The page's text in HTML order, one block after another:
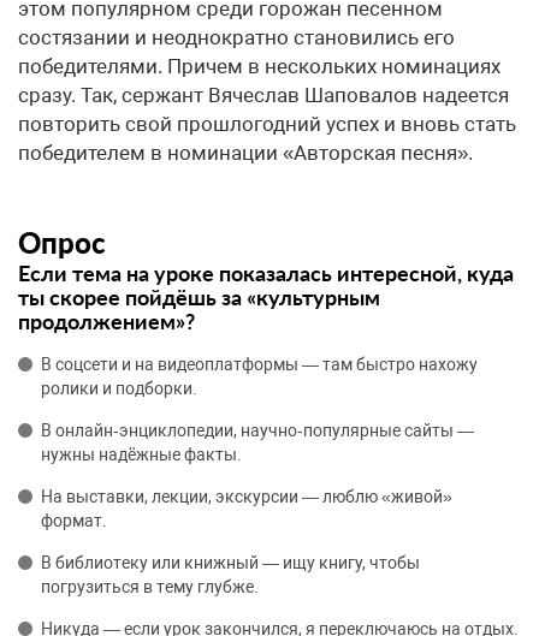
этом популярном среди горожан песенном
состязании и неоднократно становились его
победителями. Причем в нескольких номинациях
сразу. Так, сержант Вячеслав Шаповалов надеется
повторить свой прошлогодний успех и вновь стать
победителем в номинации «Авторская песня».
Опрос
Если тема на уроке показалась интересной, куда
ты скорее пойдёшь за «культурным
продолжением»?
В соцсети и на видеоплатформы — там быстро нахожу
ролики и подборки.
В онлайн‑энциклопедии, научно‑популярные сайты —
нужны надёжные факты.
На выставки, лекции, экскурсии — люблю «живой»
формат.
В библиотеку или книжный — ищу книгу, чтобы
погрузиться в тему глубже.
Никуда — если урок закончился, я переключаюсь на отдых.